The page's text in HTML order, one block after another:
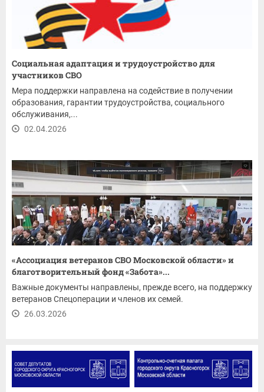
Социальная адаптация и трудоустройство для
участников СВО
Мера поддержки направлена на содействие в получении
образования, гарантии трудоустройства, социального
обслуживания,...
02.04.2026
«Ассоциация ветеранов СВО Московской области» и
благотворительный фонд «Забота»...
Важные документы направлены, прежде всего, на поддержку
ветеранов Спецоперации и членов их семей.
26.03.2026